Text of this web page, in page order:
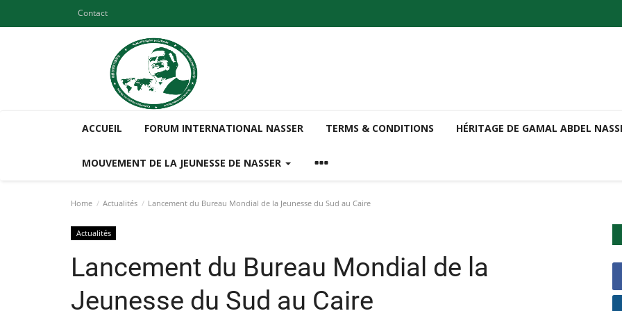
Contact
ACCUEIL FORUM INTERNATIONAL NASSER TERMS & CONDITIONS HÉRITAGE DE GAMAL ABDEL
MOUVEMENT DE LA JEUNESSE DE NASSER
Home Actualités Lancement du Bureau Mondial de la Jeunesse du Sud au Caire
Actualités
Lancement du Bureau Mondial de la
Jeunesse du Sud au Caire